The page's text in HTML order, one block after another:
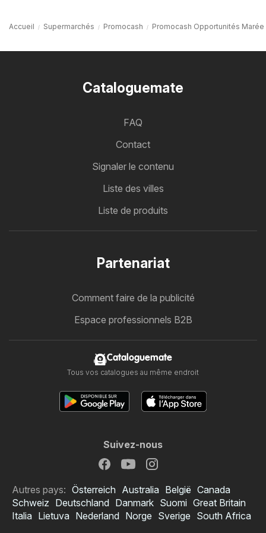
Accueil Supermarchés Promocash Promocash Opportunités Marée
Cataloguemate
FAQ
Contact
Signaler le contenu
Liste des villes
Liste de produits
Partenariat
Comment faire de la publicité
Espace professionnels B2B
Cataloguemate
Tous vos catalogues au même endroit
Suivez-nous
Autres pays: Österreich Australia België Canada
Schweiz Deutschland Danmark Suomi Great Britain
Italia Lietuva Nederland Norge Sverige South Africa